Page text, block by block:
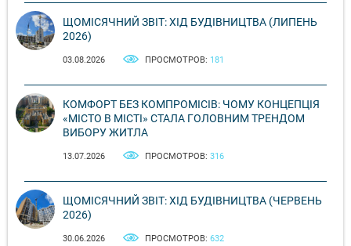
ЩОМІСЯЧНИЙ ЗВІТ: ХІД БУДІВНИЦТВА (ЛИПЕНЬ
2026)
03.08.2026 ПРОСМОТРОВ: 181
КОМФОРТ БЕЗ КОМПРОМІСІВ: ЧОМУ КОНЦЕПЦІЯ
«МІСТО В МІСТІ» СТАЛА ГОЛОВНИМ ТРЕНДОМ
ВИБОРУ ЖИТЛА
13.07.2026 ПРОСМОТРОВ: 316
ЩОМІСЯЧНИЙ ЗВІТ: ХІД БУДІВНИЦТВА (ЧЕРВЕНЬ
2026)
30.06.2026 ПРОСМОТРОВ: 632